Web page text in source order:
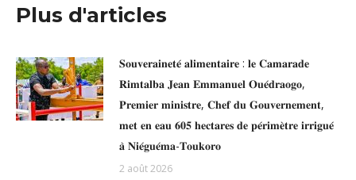
Plus d'articles
𝐒𝐨𝐮𝐯𝐞𝐫𝐚𝐢𝐧𝐞𝐭𝐞́ 𝐚𝐥𝐢𝐦𝐞𝐧𝐭𝐚𝐢𝐫𝐞 : 𝐥𝐞 𝐂𝐚𝐦𝐚𝐫𝐚𝐝𝐞
𝐑𝐢𝐦𝐭𝐚𝐥𝐛𝐚 𝐉𝐞𝐚𝐧 𝐄𝐦𝐦𝐚𝐧𝐮𝐞𝐥 𝐎𝐮𝐞́𝐝𝐫𝐚𝐨𝐠𝐨,
𝐏𝐫𝐞𝐦𝐢𝐞𝐫 𝐦𝐢𝐧𝐢𝐬𝐭𝐫𝐞, 𝐂𝐡𝐞𝐟 𝐝𝐮 𝐆𝐨𝐮𝐯𝐞𝐫𝐧𝐞𝐦𝐞𝐧𝐭,
𝐦𝐞𝐭 𝐞𝐧 𝐞𝐚𝐮 𝟔𝟎𝟓 𝐡𝐞𝐜𝐭𝐚𝐫𝐞𝐬 𝐝𝐞 𝐩𝐞́𝐫𝐢𝐦𝐞̀𝐭𝐫𝐞 𝐢𝐫𝐫𝐢𝐠𝐮𝐞́
𝐚̀ 𝐍𝐢𝐞́𝐠𝐮𝐞́𝐦𝐚-𝐓𝐨𝐮𝐤𝐨𝐫𝐨
2 août 2026